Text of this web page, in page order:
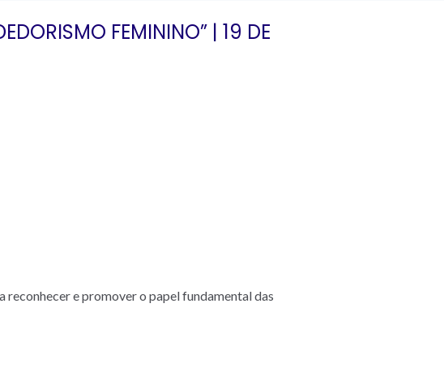
FEMININO” | 19 DE
e promover o papel fundamental das